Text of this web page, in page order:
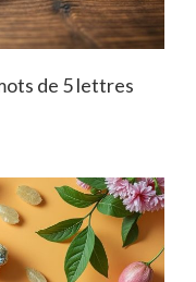
de 5 lettres